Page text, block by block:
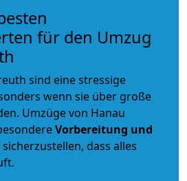
für den Umzug
sind eine stressige
wenn sie über große
Umzüge von Hanau
Vorbereitung und
sicherzustellen, dass alles